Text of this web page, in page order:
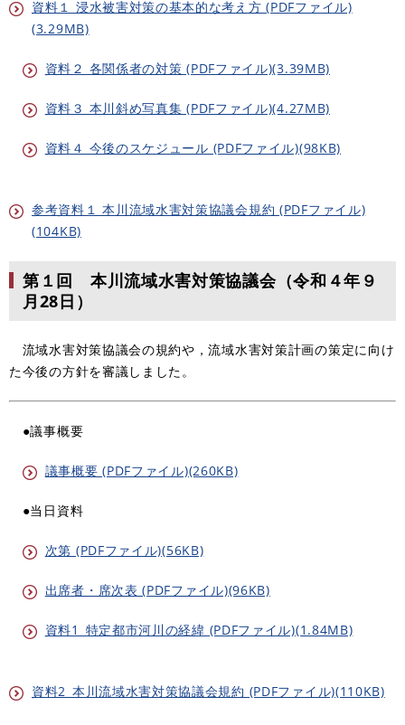
資料１ 浸水被害対策の基本的な考え方 (PDFファイル)
(3.29MB)
資料２ 各関係者の対策 (PDFファイル)(3.39MB)
資料３ 本川斜め写真集 (PDFファイル)(4.27MB)
資料４ 今後のスケジュール (PDFファイル)(98KB)
参考資料１ 本川流域水害対策協議会規約 (PDFファイル)
(104KB)
第１回 本川流域水害対策協議会（令和４年９
月28日）
流域水害対策協議会の規約や，流域水害対策計画の策定に向け
た今後の方針を審議しました。
●議事概要
議事概要 (PDFファイル)(260KB)
●当日資料
次第 (PDFファイル)(56KB)
出席者・席次表 (PDFファイル)(96KB)
資料1_特定都市河川の経緯 (PDFファイル)(1.84MB)
資料2_本川流域水害対策協議会規約 (PDFファイル)(110KB)